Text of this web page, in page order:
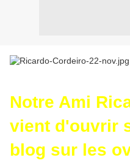
Notre Ami
vient d'ouvrir
blog sur les